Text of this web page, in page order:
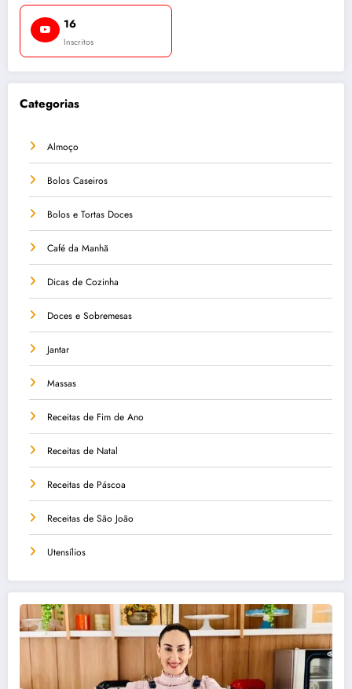
16
Inscritos
Categorias
Almoço
Bolos Caseiros
Bolos e Tortas Doces
Café da Manhã
Dicas de Cozinha
Doces e Sobremesas
Jantar
Massas
Receitas de Fim de Ano
Receitas de Natal
Receitas de Páscoa
Receitas de São João
Utensílios